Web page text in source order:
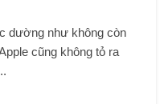
dường như không còn
cũng không tỏ ra